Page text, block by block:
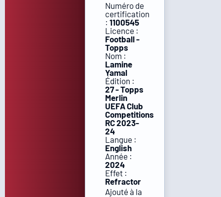
Numéro de
certification
: 1100545
Licence :
Football -
Topps
Nom :
Lamine
Yamal
Édition :
27 - Topps
Merlin
UEFA Club
Competitions
RC 2023-
24
Langue :
English
Année :
2024
Effet :
Refractor
Ajouté à la